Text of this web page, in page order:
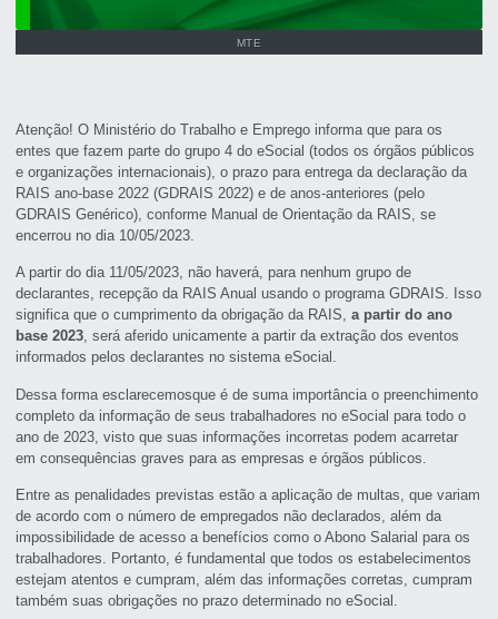
MTE
Atenção! O Ministério do Trabalho e Emprego informa que para os
entes que fazem parte do grupo 4 do eSocial (todos os órgãos públicos
e organizações internacionais), o prazo para entrega da declaração da
RAIS ano-base 2022 (GDRAIS 2022) e de anos-anteriores (pelo
GDRAIS Genérico), conforme Manual de Orientação da RAIS, se
encerrou no dia 10/05/2023.
A partir do dia 11/05/2023, não haverá, para nenhum grupo de
declarantes, recepção da RAIS Anual usando o programa GDRAIS. Isso
significa que o cumprimento da obrigação da RAIS,a partir do ano
base 2023, será aferido unicamente a partir da extração dos eventos
informados pelos declarantes no sistema eSocial.
Dessa forma esclarecemosque é de suma importância o preenchimento
completo da informação de seus trabalhadores no eSocial para todo o
ano de 2023, visto que suas informações incorretas podem acarretar
em consequências graves para as empresas e órgãos públicos.
Entre as penalidades previstas estão a aplicação de multas, que variam
de acordo com o número de empregados não declarados, além da
impossibilidade de acesso a benefícios como o Abono Salarial para os
trabalhadores. Portanto, é fundamental que todos os estabelecimentos
estejam atentos e cumpram, além das informações corretas, cumpram
também suas obrigações no prazo determinado no eSocial.